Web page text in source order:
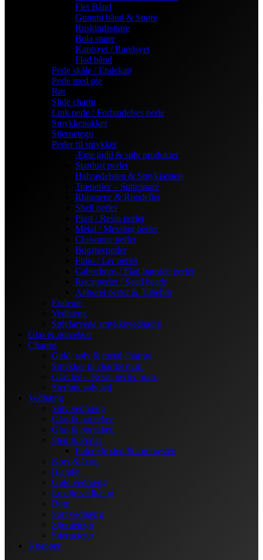
Flet Bånd
Gummi bånd & Snøre
Ruskindssnøre
Bola snøre
Kantsyet / Randsyet
Flad bånd
Perle skåle / Endekap
Perle med øje
Rør
Slide charm
Link perle / Forbindelses perle
Smykkepakker
Stjernetegn
Perler til smykker
Ægte guld & sølv produkter
Stardust perler
Halvædelsten & Smykkesten
Træperler – Suttesnore
Rhinstene & Rondeller
Shell perler
Plast / Resin perler
Metal / Messing perler
Cloisonne perler
Bogstavperler
Fimo / Ler perler
Cabochons / Flad bagside perler
Rocaiperler / Seed beads
Anboret perler & Tilbehør
Enderør
Vedhæng
Sølvfarvede smykkevedhæng
Glas & porcelæn
Charms
Guld, sølv & metal charms
Smykker til charms m.m.
Glas led – Resin perler m.m.
Sterling sølv led
Vedhæng
Sølv vedhæng
Glas & porcelæn
Glas & porcelæn
Sten & Perler
Polerede sten & lommesten
Kors & Ikon
Blandet
Guld vedhæng
Emalje vedhæng
Børn
Sort vedhæng
Stjernetegn
Stjernetegn
Knapper